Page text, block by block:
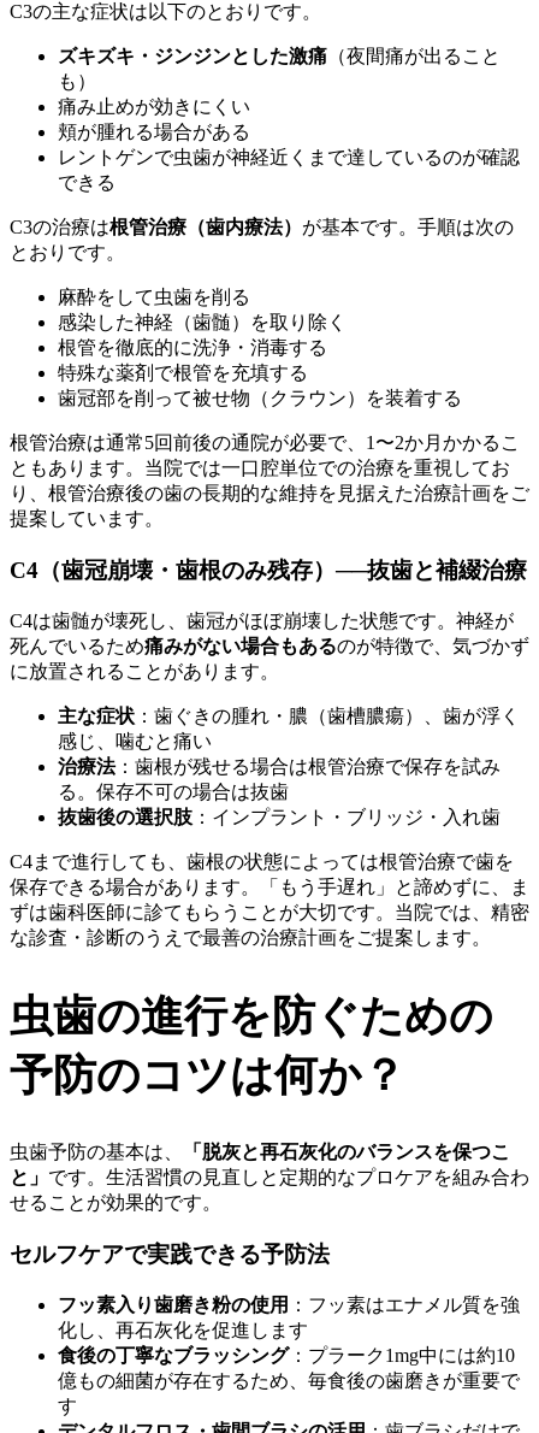
C3の主な症状は以下のとおりです。
ズキズキ・ジンジンとした激痛 （夜間痛が出ること
も）
痛み止めが効きにくい
頬が腫れる場合がある
レントゲンで虫歯が神経近くまで達しているのが確認
できる
C3の治療は根管治療（歯内療法） が基本です。手順は次の
とおりです。
麻酔をして虫歯を削る
感染した神経（歯髄）を取り除く
根管を徹底的に洗浄・消毒する
特殊な薬剤で根管を充填する
歯冠部を削って被せ物（クラウン）を装着する
根管治療は通常5回前後の通院が必要で、1〜2か月かかるこ
ともあります。当院では一口腔単位での治療を重視してお
り、根管治療後の歯の長期的な維持を見据えた治療計画をご
提案しています。
C4（歯冠崩壊・歯根のみ残存）──抜歯と補綴治療
C4は歯髄が壊死し、歯冠がほぼ崩壊した状態です。神経が
死んでいるため痛みがない場合もあるのが特徴で、気づかず
に放置されることがあります。
主な症状 ：歯ぐきの腫れ・膿（歯槽膿瘍）、歯が浮く
感じ、噛むと痛い
治療法：歯根が残せる場合は根管治療で保存を試み
る。保存不可の場合は抜歯
抜歯後の選択肢 ：インプラント・ブリッジ・入れ歯
C4まで進行しても、歯根の状態によっては根管治療で歯を
保存できる場合があります。「もう手遅れ」と諦めずに、ま
ずは歯科医師に診てもらうことが大切です。当院では、精密
な診査・診断のうえで最善の治療計画をご提案します。
虫歯の進行を防ぐための
予防のコツは何か？
虫歯予防の基本は、
「脱灰と再石灰化のバランスを保つこ
と」 です。生活習慣の見直しと定期的なプロケアを組み合わ
せることが効果的です。
セルフケアで実践できる予防法
フッ素入り歯磨き粉の使用 ：フッ素はエナメル質を強
化し、再石灰化を促進します
食後の丁寧なブラッシング：プラーク1mg中には約10
億もの細菌が存在するため、毎食後の歯磨きが重要で
す